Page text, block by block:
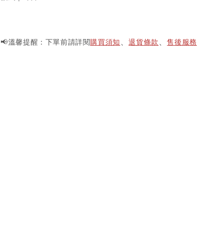
📢溫馨提醒：下單前請詳閱購買須知 、退貨條款 、售後服務